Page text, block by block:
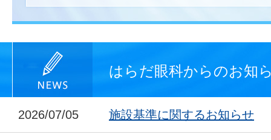
はらだ眼科からのお知
2026/07/05 施設基準に関するお知らせ